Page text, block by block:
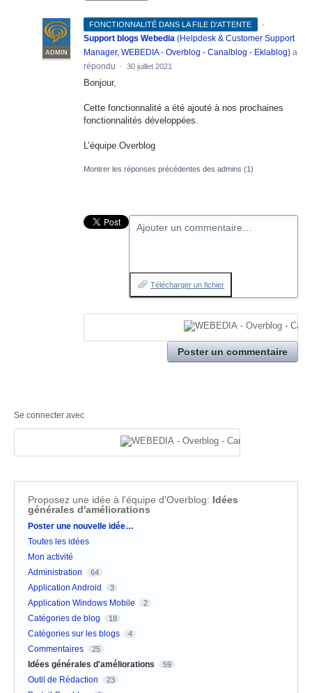
FONCTIONNALITÉ DANS LA FILE D'ATTENTE ·
ADMIN
Support blogs Webedia (Helpdesk & Customer Support
Manager, WEBEDIA - Overblog - Canalblog - Eklablog) a
répondu
· 30 juillet 2021
Bonjour,
Cette fonctionnalité a été ajouté à nos prochaines
fonctionnalités développées.
L’équipe Overblog
Montrer les réponses précédentes des admins (1)
Ajouter un commentaire…
Télécharger un fichier
Poster un commentaire
Se connecter avec
Proposez une idée à l'équipe d'Overblog: Idées
générales d'améliorations
Catégories
Poster une nouvelle idée…
Toutes les idées
Mon activité
Administration
64
Application Android 3
Application Windows Mobile 2
Catégories de blog 18
Catégories sur les blogs 4
Commentaires 25
Idées générales d'améliorations 59
Outil de Rédaction 23